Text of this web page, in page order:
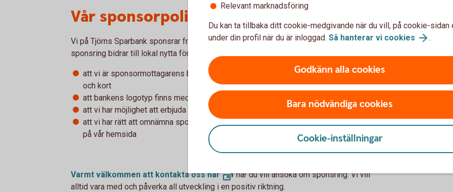
Vår sponsorpolicy
Vi på Tjörns Sparbank sponsrar främst lokala verksamheter, organisationer där vår
sponsring bidrar till lokal nytta för många. Vår sponsorpolicy innebär:
att vi är sponsormottagarens bank med tillhörande tjänster såsom konto, internetbank
och kort
att bankens logotyp finns med i sponsormottagarens marknadsföring
att vi har möjlighet att erbjuda ekonomisk information till styrelse och medlemmar
att vi har rätt att omnämna sponsormottagaren i vår egen marknadsföring, exempelvis
på vår hemsida
Varmt välkommen att kontakta oss här
när du vill ansöka om sponsring. Vi vill
alltid vara med och påverka all utveckling i en positiv riktning.
Relevant marknadsföring
Du kan ta tillbaka ditt cookie-medgivande när du vill, på cookie-sidan
under din profil när du är inloggad. Så hanterar vi cookies .
Godkänn alla cookies
Bara nödvändiga cookies
Cookie-inställningar